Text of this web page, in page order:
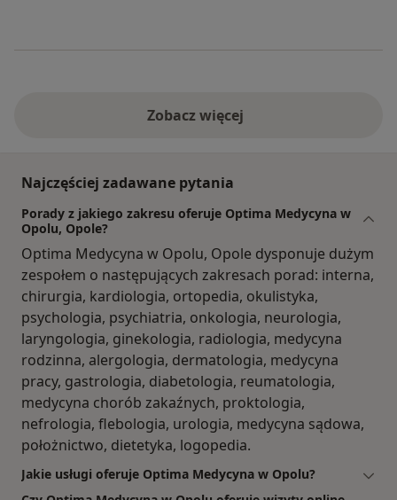
Zobacz więcej
Najczęściej zadawane pytania
Porady z jakiego zakresu oferuje Optima Medycyna w
Opolu, Opole?
Optima Medycyna w Opolu, Opole dysponuje dużym
zespołem o następujących zakresach porad: interna,
chirurgia, kardiologia, ortopedia, okulistyka,
psychologia, psychiatria, onkologia, neurologia,
laryngologia, ginekologia, radiologia, medycyna
rodzinna, alergologia, dermatologia, medycyna
pracy, gastrologia, diabetologia, reumatologia,
medycyna chorób zakaźnych, proktologia,
nefrologia, flebologia, urologia, medycyna sądowa,
położnictwo, dietetyka, logopedia.
Jakie usługi oferuje Optima Medycyna w Opolu?